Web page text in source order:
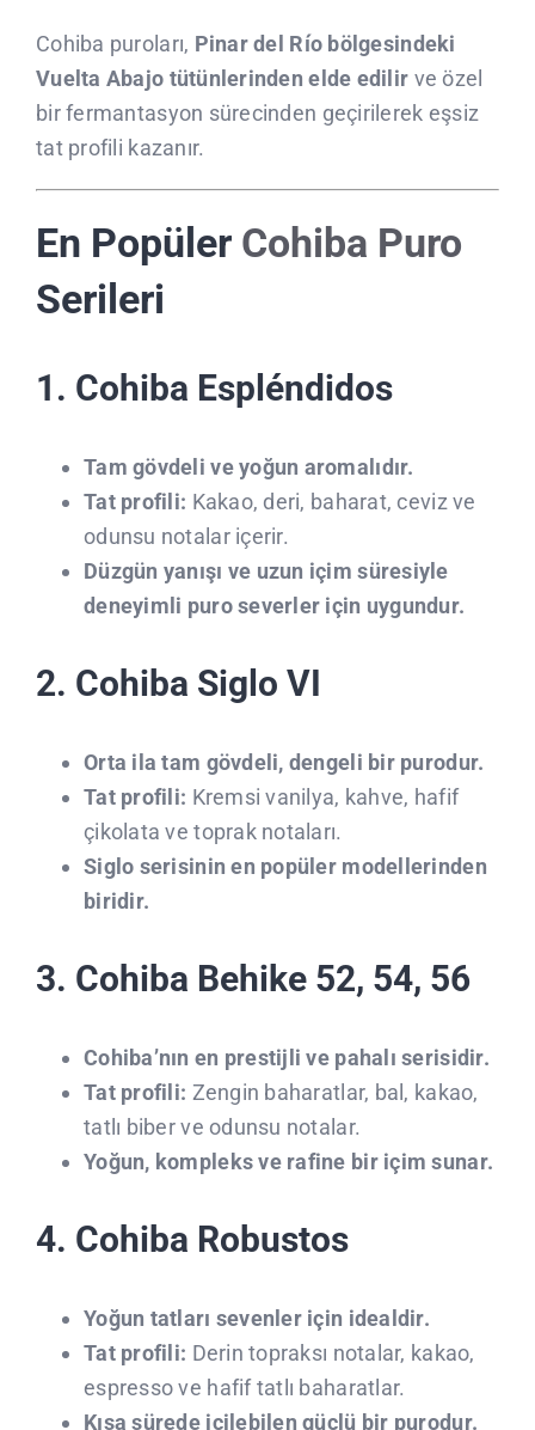
Cohiba puroları, Pinar del Río bölgesindeki
Vuelta Abajo tütünlerinden elde edilir ve özel
bir fermantasyon sürecinden geçirilerek eşsiz
tat profili kazanır.
En Popüler Cohiba Puro
Serileri
1. Cohiba Espléndidos
Tam gövdeli ve yoğun aromalıdır.
Tat profili: Kakao, deri, baharat, ceviz ve
odunsu notalar içerir.
Düzgün yanışı ve uzun içim süresiyle
deneyimli puro severler için uygundur.
2. Cohiba Siglo VI
Orta ila tam gövdeli, dengeli bir purodur.
Tat profili: Kremsi vanilya, kahve, hafif
çikolata ve toprak notaları.
Siglo serisinin en popüler modellerinden
biridir.
3. Cohiba Behike 52, 54, 56
Cohiba’nın en prestijli ve pahalı serisidir.
Tat profili: Zengin baharatlar, bal, kakao,
tatlı biber ve odunsu notalar.
Yoğun, kompleks ve rafine bir içim sunar.
4. Cohiba Robustos
Yoğun tatları sevenler için idealdir.
Tat profili: Derin topraksı notalar, kakao,
espresso ve hafif tatlı baharatlar.
Kısa sürede içilebilen güçlü bir purodur.